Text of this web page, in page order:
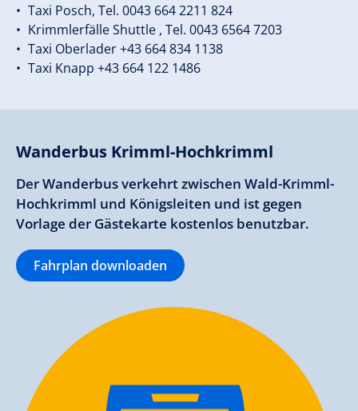
Taxi Posch, Tel. 0043 664 2211 824
Krimmlerfälle Shuttle , Tel. 0043 6564 7203
Taxi Oberlader +43 664 834 1138
Taxi Knapp +43 664 122 1486
Wanderbus Krimml-Hochkrimml
Der Wanderbus verkehrt zwischen Wald-Krimml-
Hochkrimml und Königsleiten und ist gegen
Vorlage der Gästekarte kostenlos benutzbar.
Fahrplan downloaden